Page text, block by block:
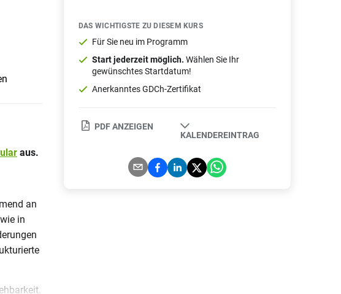
DAS WICHTIGSTE ZU DIESEM KURS
Für Sie neu im Programm
Start jederzeit möglich. Wählen Sie Ihr
gewünschtes Startdatum!
Anerkanntes GDCh-Zertifikat
PDF ANZEIGEN
KALENDEREINTRAG
aus.
an
in